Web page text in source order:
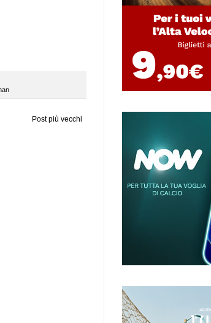
Post più vecchi